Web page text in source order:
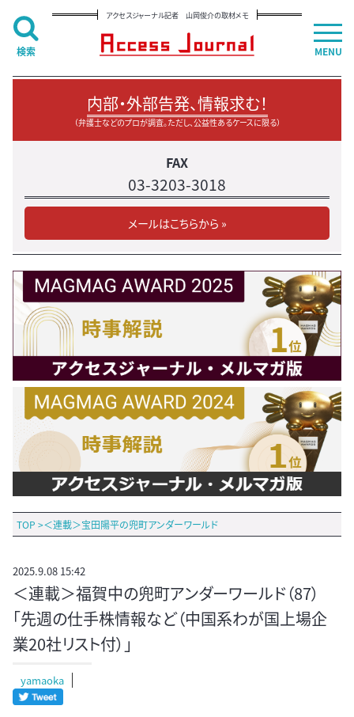
アクセスジャーナル記者 山岡俊介の取材メモ
内部・外部告発、情報求む！
（弁護士などのプロが調査。ただし、公益性あるケースに限る）
FAX
03-3203-3018
メールはこちらから »
TOP >＜連載＞宝田陽平の兜町アンダーワールド
2025.9.08 15:42
＜連載＞福賀中の兜町アンダーワールド（87）
「先週の仕手株情報など（中国系わが国上場企
業20社リスト付）」
yamaoka
MENU
検索